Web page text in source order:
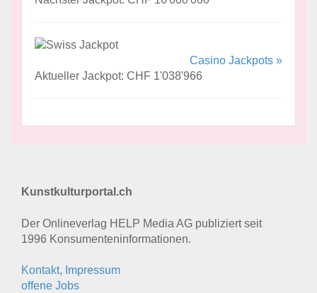
Casino Jackpots »
Aktueller Jackpot: CHF 1'038'966
Kunstkulturportal.ch
Der Onlineverlag HELP Media AG publiziert seit
1996 Konsumenten­informationen.
Kontakt, Impressum
offene Jobs